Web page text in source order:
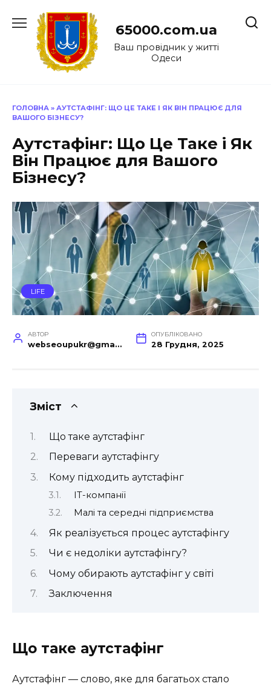
до
65000.com.ua
Ваш провідник у житті
Одеси
ГОЛОВНА » АУТСТАФІНГ: ЩО ЦЕ ТАКЕ І ЯК ВІН ПРАЦЮЄ ДЛЯ
ВАШОГО БІЗНЕСУ?
Аутстафінг: Що Це Таке і Як
Він Працює для Вашого
Бізнесу?
LIFE
АВТОР
webseoupukr@gmail.com
ОПУБЛІКОВАНО
28 Грудня, 2025
Зміст
Що таке аутстафінг
Переваги аутстафінгу
Кому підходить аутстафінг
ІТ-компанії
Малі та середні підприємства
Як реалізується процес аутстафінгу
Чи є недоліки аутстафінгу?
Чому обирають аутстафінг у світі
Заключення
Що таке аутстафінг
Аутстафінг — слово, яке для багатьох стало